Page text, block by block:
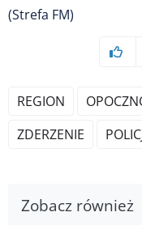
(Strefa FM)
REGION
ZDERZENIE
Zobacz również